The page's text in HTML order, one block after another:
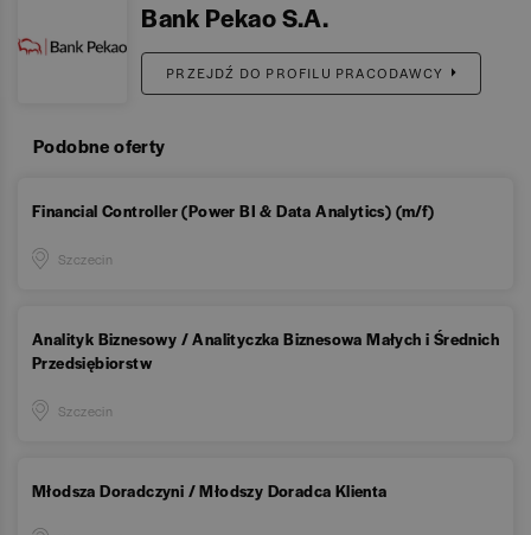
Bank Pekao S.A.
PRZEJDŹ DO PROFILU PRACODAWCY
Podobne oferty
Financial Controller (Power BI & Data Analytics) (m/f)
Szczecin
Analityk Biznesowy / Analityczka Biznesowa Małych i Średnich
Przedsiębiorstw
Szczecin
Młodsza Doradczyni / Młodszy Doradca Klienta